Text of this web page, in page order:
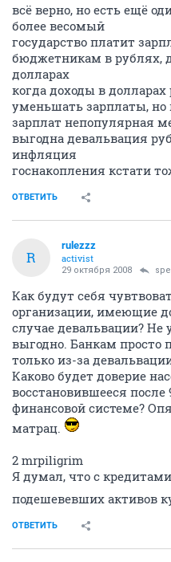
всё верно, но есть ещё
более весомый
государство платит
бюджетникам в рублях,
долларах
когда доходы в
уменьшать зарплаты,
зарплат непопулярная
выгодна девальвация
инфляция
госнакопления кстати
ОТВЕТИТЬ
R
rulezzz
activist
29 октября 2008
Как будут себя
организации, имеющие
случае девальвации? Не
выгодно. Банкам просто
только из-за
Каково будет доверие
восстановившееся после
финансовой системе?
матрац.
2 mrpiligrim
Я думал, что с
подешевевших активов
ОТВЕТИТЬ